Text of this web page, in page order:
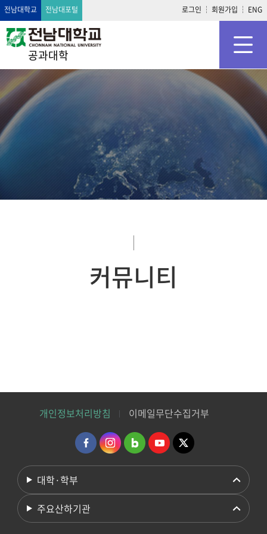
전남대학교 전남대포털 로그인 회원가입 ENG
공과대학
커뮤니티
개인정보처리방침 이메일무단수집거부
대학·학부
주요산하기관